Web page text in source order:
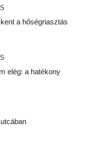
a hőségriasztás
elég: a hatékony